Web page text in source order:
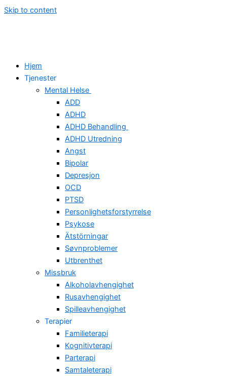
Skip to content
Hjem
Tjenester
Mental Helse
ADD
ADHD
ADHD Behandling
ADHD Utredning
Angst
Bipolar
Depresjon
OCD
PTSD
Personlighetsforstyrrelse
Psykose
Ätstörningar
Søvnproblemer
Utbrenthet
Missbruk
Alkoholavhengighet
Rusavhengighet
Spilleavhengighet
Terapier
Familieterapi
Kognitivterapi
Parterapi
Samtaleterapi